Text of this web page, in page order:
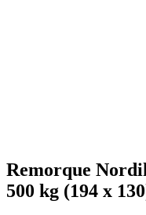
Remorque
500 kg (194 x